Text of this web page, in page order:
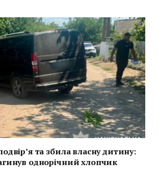
та збила власну дитину:
однорічний хлопчик